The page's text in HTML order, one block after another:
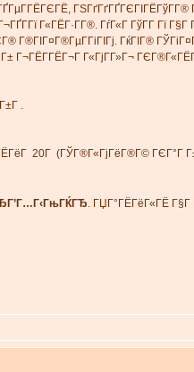
Г«ГЁГ·Г­Г®. ГѓГ«Г ГўГ­Г Гї
Г®ГІГ¤Г®ГµГ­ГіГІГј. ГќГІГ®
Г¬ГЁГ­ГЁГ¬Г Г«ГјГ­Г»Г¬
.
20Г (ГЎГ®Г«ГјГёГ®Г©
. ГЏГ°ГЁГёГ«ГЁ Г§Г